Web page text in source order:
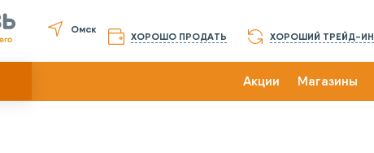
Омск
ХОРОШО ПРОДАТЬ ХОРОШИЙ ТРЕЙД-ИН
Акции Магазины